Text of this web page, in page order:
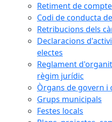
Retiment de
Codi de conducta
Retribucions dels
Declaracions
electes
Reglament
règim jurídic
Òrgans de govern i
Grups municipals
Festes locals